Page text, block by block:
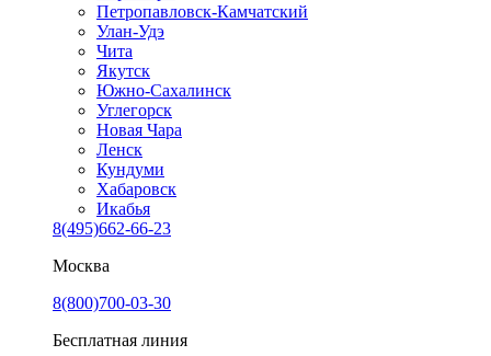
Петропавловск-Камчатский
Улан-Удэ
Чита
Якутск
Южно-Сахалинск
Углегорск
Новая Чара
Ленск
Кундуми
Хабаровск
Икабья
8(495)662-66-23
Москва
8(800)700-03-30
Бесплатная линия